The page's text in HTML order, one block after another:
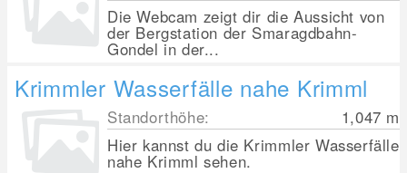
Die Webcam zeigt dir die Aussicht von
der Bergstation der Smaragdbahn-
Gondel in der...
Krimmler Wasserfälle nahe Krimml
Standorthöhe: 1,047 m
Hier kannst du die Krimmler Wasserfälle
nahe Krimml sehen.